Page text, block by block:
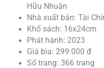
Hữu Nhuận
Nhà xuất bản: Tài
Khổ sách: 16x24cm
Phát hành: 2023
Giá bìa: 299.000 đ
Số trang: 366 trang